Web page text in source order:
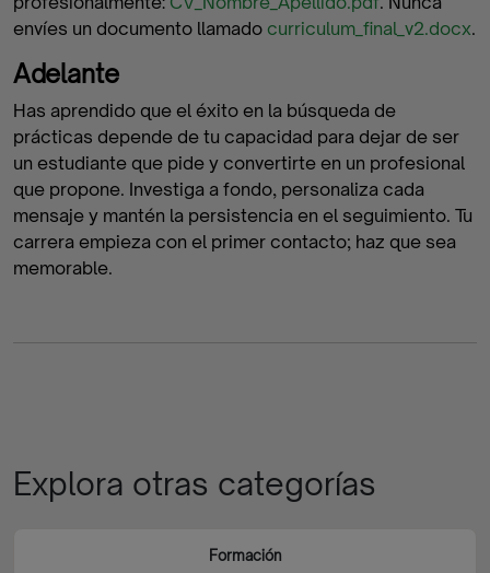
envíes un documento llamado curriculum_final_v2.docx.
Adelante
Has aprendido que el éxito en la búsqueda de
prácticas depende de tu capacidad para dejar de ser
un estudiante que pide y convertirte en un profesional
que propone. Investiga a fondo, personaliza cada
mensaje y mantén la persistencia en el seguimiento. Tu
carrera empieza con el primer contacto; haz que sea
memorable.
Explora otras categorías
Formación